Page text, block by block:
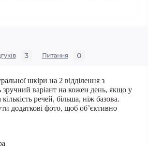
3 Питання 0
шкіри на 2 відділення з
варіант на кожен день, якщо у
речей, більша, ніж базова.
додаткові фото, щоб обʼєктивно